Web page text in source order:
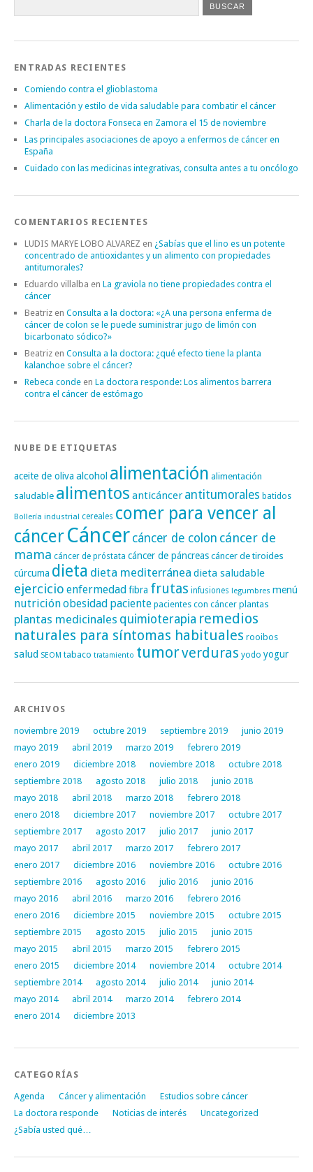
ENTRADAS RECIENTES
Comiendo contra el glioblastoma
Alimentación y estilo de vida saludable para combatir el cáncer
Charla de la doctora Fonseca en Zamora el 15 de noviembre
Las principales asociaciones de apoyo a enfermos de cáncer en
España
Cuidado con las medicinas integrativas, consulta antes a tu oncólogo
COMENTARIOS RECIENTES
LUDIS MARYE LOBO ALVAREZ en ¿Sabías que el lino es un potente
concentrado de antioxidantes y un alimento con propiedades
antitumorales?
Eduardo villalba en La graviola no tiene propiedades contra el
cáncer
Beatriz en Consulta a la doctora: «¿A una persona enferma de
cáncer de colon se le puede suministrar jugo de limón con
bicarbonato sódico?»
Beatriz en Consulta a la doctora: ¿qué efecto tiene la planta
kalanchoe sobre el cáncer?
Rebeca conde en La doctora responde: Los alimentos barrera
contra el cáncer de estómago
NUBE DE ETIQUETAS
aceite de oliva alcohol alimentación alimentación
saludable alimentos anticáncer antitumorales batidos
Bollería industrial cereales comer para vencer al
cáncerCáncer cáncer de colon cáncer de
mama cáncer de próstata cáncer de páncreascáncer de tiroides
cúrcuma dieta dieta mediterránea dieta saludable
ejercicio enfermedadfibra frutas infusiones legumbres menú
nutriciónobesidad paciente pacientes con cáncer plantas
plantas medicinales quimioterapia remedios
naturales para síntomas habituales rooibos
salud SEOM tabaco tratamiento tumorverduras yodo yogur
ARCHIVOS
noviembre 2019 octubre 2019 septiembre 2019
junio 2019
mayo 2019
abril 2019 marzo 2019
febrero 2019
enero 2019
diciembre 2018 noviembre 2018
octubre 2018
septiembre 2018
agosto 2018 julio 2018
junio 2018
mayo 2018
abril 2018 marzo 2018
febrero 2018
enero 2018
diciembre 2017 noviembre 2017
octubre 2017
septiembre 2017
agosto 2017 julio 2017
junio 2017
mayo 2017
abril 2017 marzo 2017
febrero 2017
enero 2017
diciembre 2016 noviembre 2016
octubre 2016
septiembre 2016
agosto 2016 julio 2016
junio 2016
mayo 2016
abril 2016 marzo 2016
febrero 2016
enero 2016
diciembre 2015 noviembre 2015
octubre 2015
septiembre 2015
agosto 2015 julio 2015
junio 2015
mayo 2015
abril 2015 marzo 2015
febrero 2015
enero 2015
diciembre 2014 noviembre 2014
octubre 2014
septiembre 2014
agosto 2014 julio 2014
junio 2014
mayo 2014
abril 2014 marzo 2014
febrero 2014
enero 2014
diciembre 2013
CATEGORÍAS
Agenda Cáncer y alimentación
Estudios sobre cáncer
La doctora responde
Noticias de interés
Uncategorized
¿Sabía usted qué…